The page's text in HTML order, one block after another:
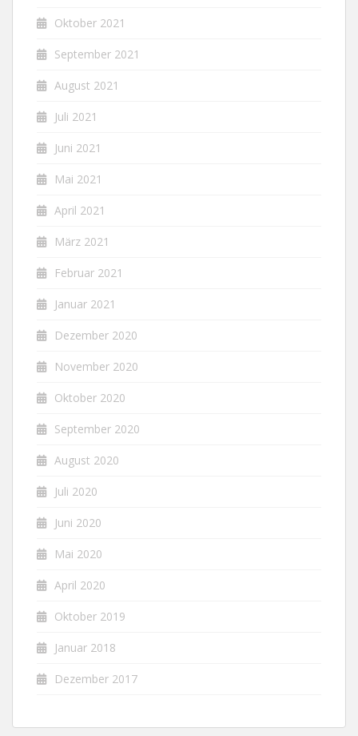
Oktober 2021
September 2021
August 2021
Juli 2021
Juni 2021
Mai 2021
April 2021
März 2021
Februar 2021
Januar 2021
Dezember 2020
November 2020
Oktober 2020
September 2020
August 2020
Juli 2020
Juni 2020
Mai 2020
April 2020
Oktober 2019
Januar 2018
Dezember 2017